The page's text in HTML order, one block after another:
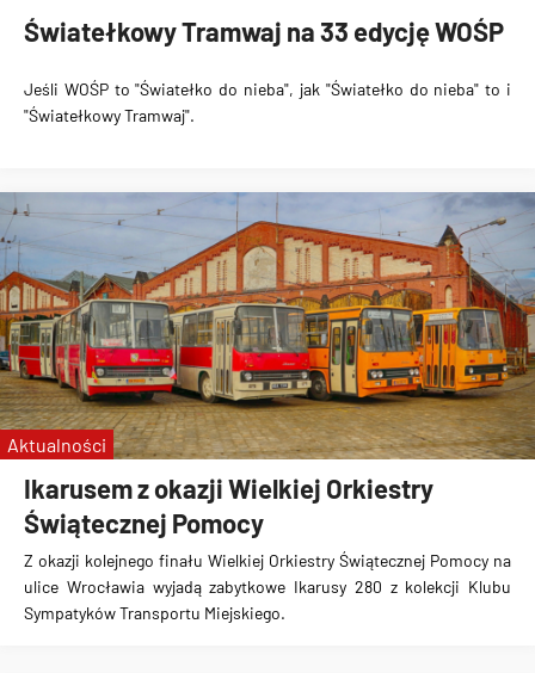
Światełkowy Tramwaj na 33 edycję WOŚP
Jeśli WOŚP to "Światełko do nieba", jak "Światełko do nieba" to i
"Światełkowy Tramwaj".
Ikarusem z okazji Wielkiej Orkiestry
Świątecznej Pomocy
Z okazji kolejnego finału Wielkiej Orkiestry Świątecznej Pomocy na
ulice Wrocławia wyjadą zabytkowe Ikarusy 280 z kolekcji Klubu
Sympatyków Transportu Miejskiego.
Aktualności